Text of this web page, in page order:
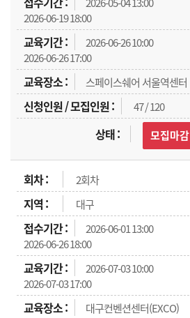
2026-06-19 18:00
2026-06-26 10:00
2026-06-26 17:00
스페이스쉐어 서울역센터
47 / 120
모집마감
2회차
대구
2026-06-01 13:00
2026-06-26 18:00
2026-07-03 10:00
2026-07-03 17:00
대구컨벤션센터(EXCO)